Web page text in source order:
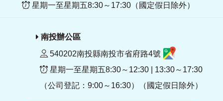
星期一至星期五8:30～17:30（國定假日除外）
南投辦公區
540202南投縣南投市省府路4號
星期一至星期五8:30～12:30 | 13:30～17:30
（公司登記：9:00～16:30）（國定假日除外）